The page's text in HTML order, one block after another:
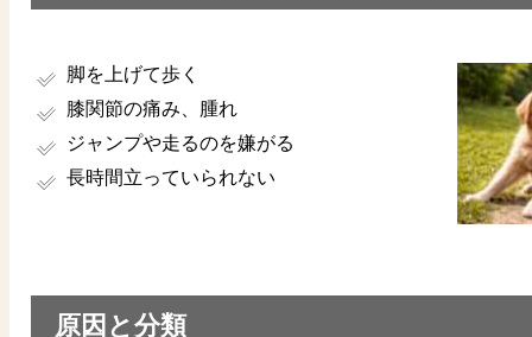
脚を上げて歩く
膝関節の痛み、腫れ
ジャンプや走るのを嫌がる
長時間立っていられない
原因と分類